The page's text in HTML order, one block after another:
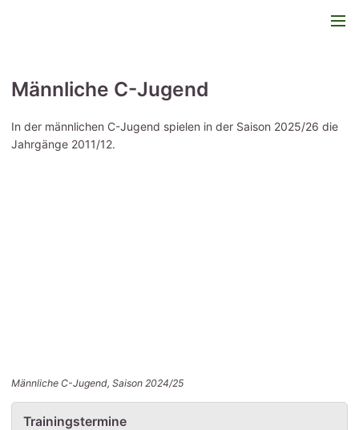
Männliche C-Jugend
In der männlichen C-Jugend spielen in der Saison 2025/26 die
Jahrgänge 2011/12.
Männliche C-Jugend, Saison 2024/25
Trainingstermine